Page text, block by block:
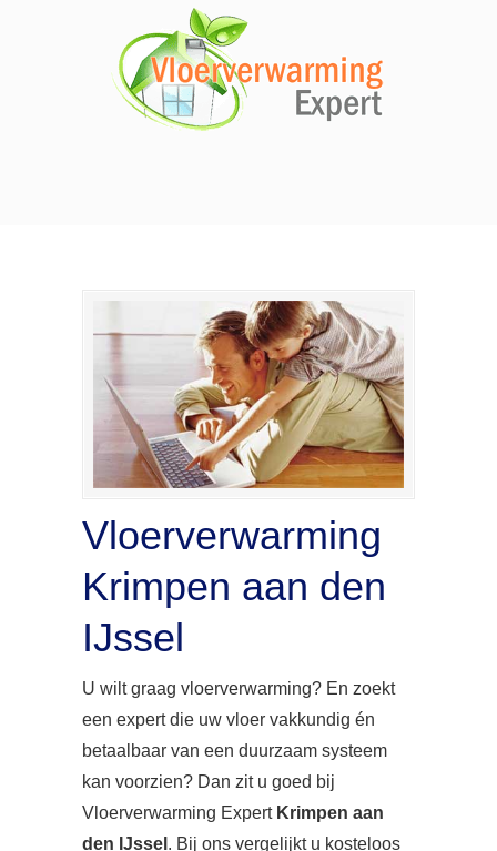
Vloerverwarming
Krimpen aan den
IJssel
U wilt graag vloerverwarming? En zoekt
een expert die uw vloer vakkundig én
betaalbaar van een duurzaam systeem
kan voorzien? Dan zit u goed bij
Vloerverwarming Expert Krimpen aan
den IJssel . Bij ons vergelijkt u kosteloos